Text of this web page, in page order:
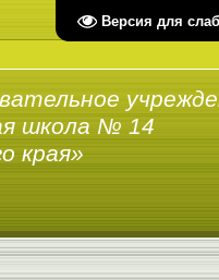
Версия для
школа № 14
края»